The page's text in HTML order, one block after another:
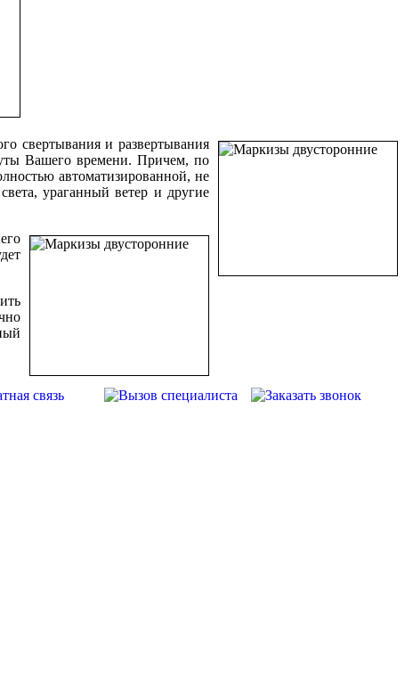
свертывания и развертывания
Вашего времени. Причем, по
автоматизированной, не
ураганный ветер и другие